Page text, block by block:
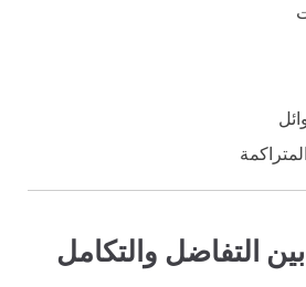
التفاضل والتكامل